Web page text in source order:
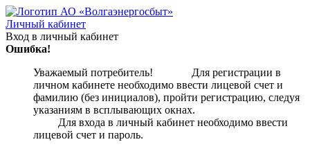
Личный кабинет
Вход в личный кабинет
Ошибка!
Уважаемый потребитель! Для регистрации в
личном кабинете необходимо ввести лицевой счет и
фамилию (без инициалов), пройти регистрацию, следуя
указаниям в всплывающих окнах.
Для входа в личный кабинет необходимо ввести
лицевой счет и пароль.